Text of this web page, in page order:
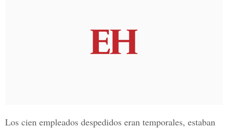
Los cien empleados despedidos eran temporales, estaban